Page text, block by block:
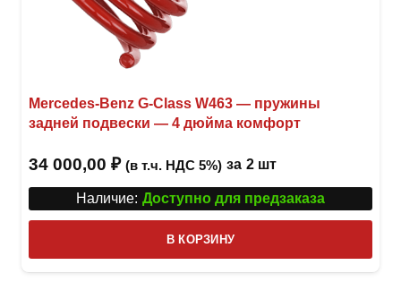
Mercedes-Benz G-Class W463 — пружины
задней подвески — 4 дюйма комфорт
34 000,00 ₽ (в т.ч. НДС 5%) за 2 шт
Наличие: Доступно для предзаказа
В КОРЗИНУ